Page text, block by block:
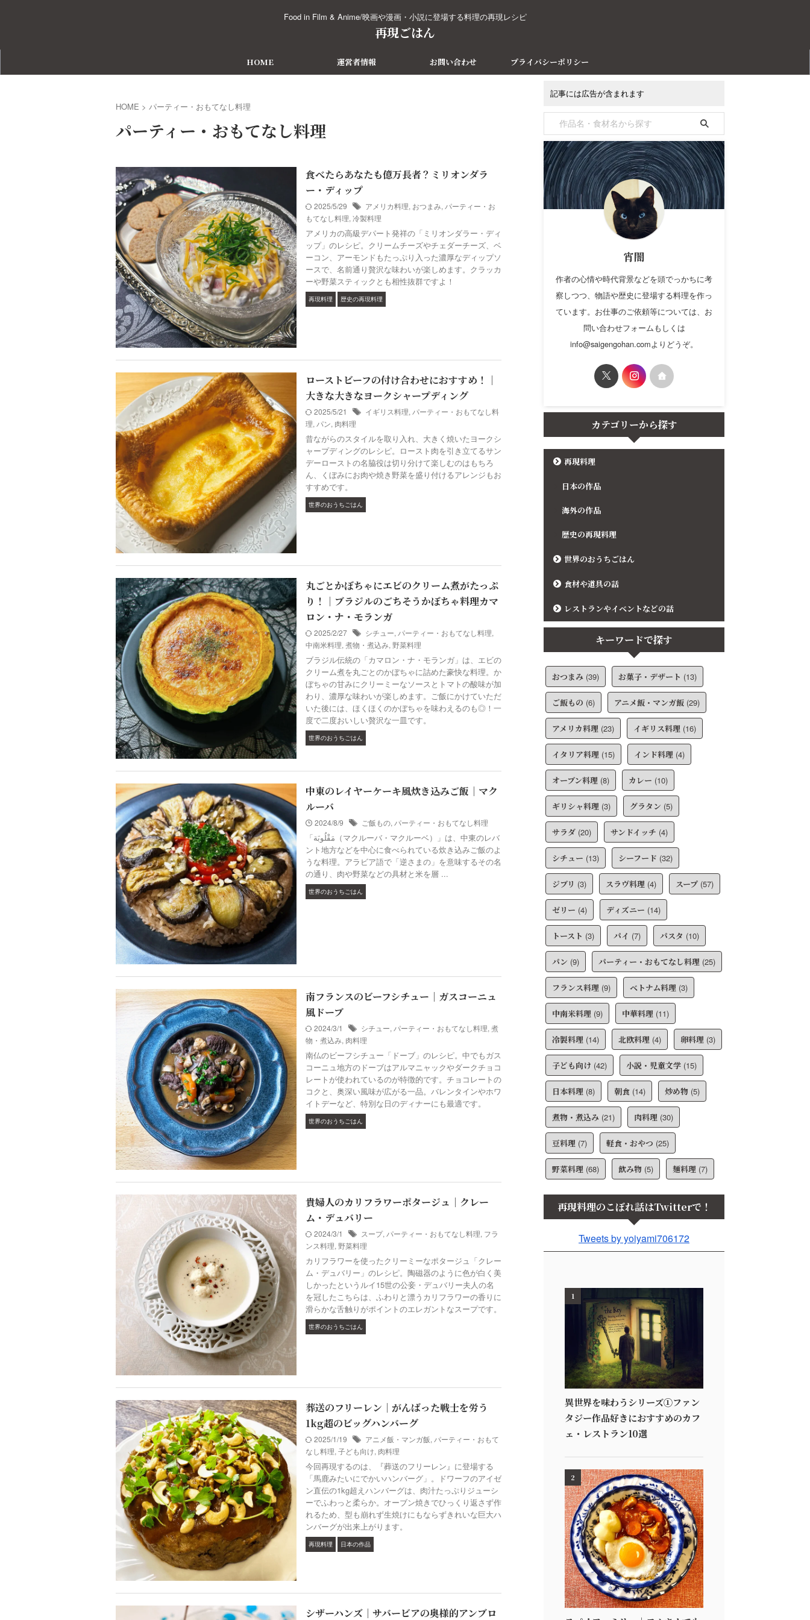
Food in Film & Anime/映画や漫画・小説に登場する料理の再現レシピ
再現ごはん
HOME 運営者情報 お問い合わせ プライバシーポリシー
HOME > パーティー・おもてなし料理
パーティー・おもてなし料理
食べたらあなたも億万長者？ミリオンダラ
ー・ディップ
2025/5/29 アメリカ料理, おつまみ, パーティー・お
もてなし料理, 冷製料理
アメリカの高級デパート発祥の「ミリオンダラー・ディ
ップ」のレシピ。クリームチーズやチェダーチーズ、ベ
ーコン、アーモンドもたっぷり入った濃厚なディップソ
ースで、名前通り贅沢な味わいが楽しめます。クラッカ
ーや野菜スティックとも相性抜群ですよ！
再現料理 歴史の再現料理
ローストビーフの付け合わせにおすすめ！｜
大きな大きなヨークシャープディング
2025/5/21 イギリス料理, パーティー・おもてなし料
理, パン, 肉料理
昔ながらのスタイルを取り入れ、大きく焼いたヨークシ
ャープディングのレシピ。ロースト肉を引き立てるサン
デーローストの名脇役は切り分けて楽しむのはもちろ
ん、くぼみにお肉や焼き野菜を盛り付けるアレンジもお
すすめです。
世界のおうちごはん
丸ごとかぼちゃにエビのクリーム煮がたっぷ
り！｜ブラジルのごちそうかぼちゃ料理カマ
ロン・ナ・モランガ
2025/2/27 シチュー, パーティー・おもてなし料理,
中南米料理, 煮物・煮込み, 野菜料理
ブラジル伝統の「カマロン・ナ・モランガ」は、エビの
クリーム煮を丸ごとのかぼちゃに詰めた豪快な料理。か
ぼちゃの甘みにクリーミーなソースとトマトの酸味が加
わり、濃厚な味わいが楽しめます。ご飯にかけていただ
いた後には、ほくほくのかぼちゃを味わえるのも◎！一
度で二度おいしい贅沢な一皿です。
世界のおうちごはん
中東のレイヤーケーキ風炊き込みご飯｜マク
ルーバ
2024/8/9 ご飯もの, パーティー・おもてなし料理
「مَقْلُوبَة‎（マクルーバ・マクルーベ）」は、中東のレバ
ント地方などを中心に食べられている炊き込みご飯のよ
うな料理。アラビア語で「逆さまの」を意味するその名
の通り、肉や野菜などの具材と米を層 ...
世界のおうちごはん
南フランスのビーフシチュー｜ガスコーニュ
風ドーブ
2024/3/1 シチュー, パーティー・おもてなし料理, 煮
物・煮込み, 肉料理
南仏のビーフシチュー「ドーブ」のレシピ。中でもガス
コーニュ地方のドーブはアルマニャックやダークチョコ
レートが使われているのが特徴的です。チョコレートの
コクと、奥深い風味が広がる一品。バレンタインやホワ
イトデーなど、特別な日のディナーにも最適です。
世界のおうちごはん
貴婦人のカリフラワーポタージュ｜クレー
ム・デュバリー
2024/3/1 スープ, パーティー・おもてなし料理, フラ
ンス料理, 野菜料理
カリフラワーを使ったクリーミーなポタージュ「クレー
ム・デュバリー」のレシピ。陶磁器のように色が白く美
しかったというルイ15世の公妾・デュバリー夫人の名
を冠したこちらは、ふわりと漂うカリフラワーの香りに
滑らかな舌触りがポイントのエレガントなスープです。
世界のおうちごはん
葬送のフリーレン｜がんばった戦士を労う
1kg超のビッグハンバーグ
2025/1/19 アニメ飯・マンガ飯, パーティー・おもて
なし料理, 子ども向け, 肉料理
今回再現するのは、『葬送のフリーレン』に登場する
「馬鹿みたいにでかいハンバーグ」。ドワーフのアイゼ
ン直伝の1kg超えハンバーグは、肉汁たっぷりジューシ
ーでふわっと柔らか。オーブン焼きでひっくり返さず作
れるため、型も崩れず生焼けにもならずきれいな巨大ハ
ンバーグが出来上がります。
再現料理 日本の作品
シザーハンズ｜サバービアの奥様的アンブロ
記事には広告が含まれます
宵闇
作者の心情や時代背景などを頭でっかちに考
察しつつ、物語や歴史に登場する料理を作っ
ています。お仕事のご依頼等については、お
問い合わせフォームもしくは
info@saigengohan.comよりどうぞ。
カテゴリーから探す
再現料理
日本の作品
海外の作品
歴史の再現料理
世界のおうちごはん
食材や道具の話
レストランやイベントなどの話
キーワードで探す
おつまみ (39) お菓子・デザート (13)
ご飯もの (6) アニメ飯・マンガ飯 (29)
アメリカ料理 (23) イギリス料理 (16)
イタリア料理 (15) インド料理 (4)
オーブン料理 (8) カレー (10)
ギリシャ料理 (3) グラタン (5)
サラダ (20) サンドイッチ (4)
シチュー (13) シーフード (32)
ジブリ (3) スラヴ料理 (4) スープ (57)
ゼリー (4) ディズニー (14)
トースト (3) パイ (7) パスタ (10)
パン (9) パーティー・おもてなし料理 (25)
フランス料理 (9) ベトナム料理 (3)
中南米料理 (9) 中華料理 (11)
冷製料理 (14) 北欧料理 (4) 卵料理 (3)
子ども向け (42) 小説・児童文学 (15)
日本料理 (8) 朝食 (14) 炒め物 (5)
煮物・煮込み (21) 肉料理 (30)
豆料理 (7) 軽食・おやつ (25)
野菜料理 (68) 飲み物 (5) 麺料理 (7)
再現料理のこぼれ話はTwitterで！
Tweets by yoiyami706172
1
異世界を味わうシリーズ①ファン
タジー作品好きにおすすめのカフ
ェ・レストラン10選
2